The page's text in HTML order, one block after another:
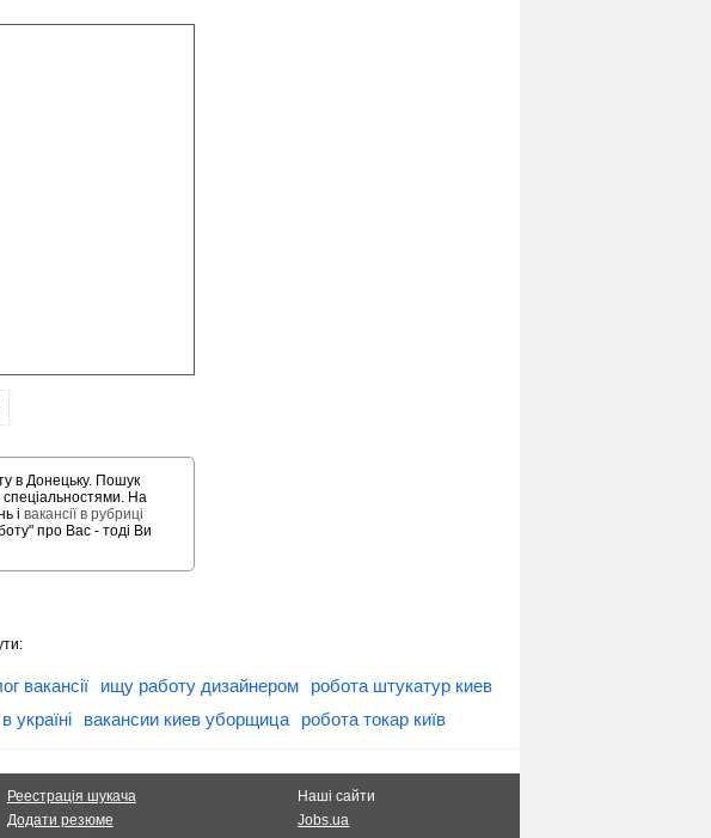
в Донецьку. Пошук
На
і вакансії в рубриці
про Вас - тоді Ви
вакансії ищу работу дизайнером
робота штукатур киев
україні вакансии киев уборщица робота токар київ
Реестрація шукача
Додати резюме
Наші сайти
Jobs.ua